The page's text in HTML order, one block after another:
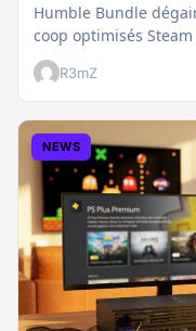
Humble Bundle
coop optimisés
plan…
R3mZ
NEWS